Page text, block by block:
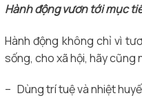
Hành động vươn tới mục
Hành động không chỉ vì
sống, cho xã hội, hãy cũng
– Dùng trí tuệ và nhiệt